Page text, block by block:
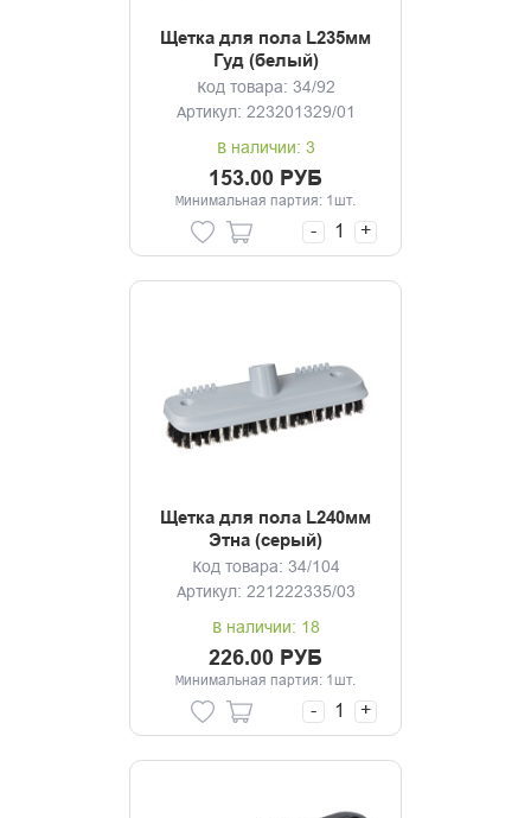
Щетка для пола L235мм
Гуд (белый)
Код товара: 34/92
Артикул: 223201329/01
В наличии: 3
153.00 РУБ
Минимальная партия: 1шт.
- +
Щетка для пола L240мм
Этна (серый)
Код товара: 34/104
Артикул: 221222335/03
В наличии: 18
226.00 РУБ
Минимальная партия: 1шт.
- +